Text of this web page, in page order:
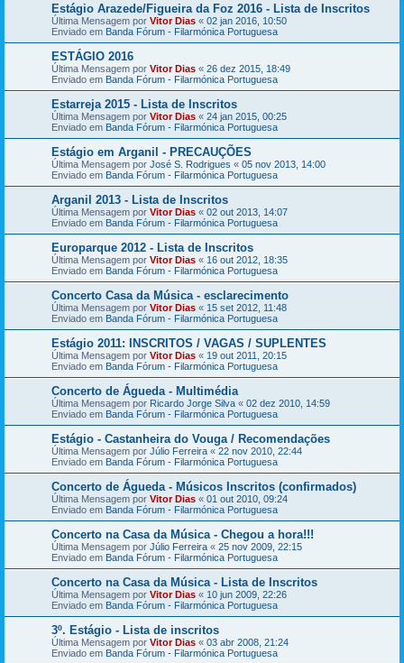
Estágio Arazede/Figueira da Foz 2016 - Lista de Inscritos
Última Mensagem por Vitor Dias « 02 jan 2016, 10:50
Enviado em Banda Fórum - Filarmónica Portuguesa
ESTÁGIO 2016
Última Mensagem por Vitor Dias « 26 dez 2015, 18:49
Enviado em Banda Fórum - Filarmónica Portuguesa
Estarreja 2015 - Lista de Inscritos
Última Mensagem por Vitor Dias « 24 jan 2015, 00:25
Enviado em Banda Fórum - Filarmónica Portuguesa
Estágio em Arganil - PRECAUÇÕES
Última Mensagem por José S. Rodrigues « 05 nov 2013, 14:00
Enviado em Banda Fórum - Filarmónica Portuguesa
Arganil 2013 - Lista de Inscritos
Última Mensagem por Vitor Dias « 02 out 2013, 14:07
Enviado em Banda Fórum - Filarmónica Portuguesa
Europarque 2012 - Lista de Inscritos
Última Mensagem por Vitor Dias « 16 out 2012, 18:35
Enviado em Banda Fórum - Filarmónica Portuguesa
Concerto Casa da Música - esclarecimento
Última Mensagem por Vitor Dias « 15 set 2012, 11:48
Enviado em Banda Fórum - Filarmónica Portuguesa
Estágio 2011: INSCRITOS / VAGAS / SUPLENTES
Última Mensagem por Vitor Dias « 19 out 2011, 20:15
Enviado em Banda Fórum - Filarmónica Portuguesa
Concerto de Águeda - Multimédia
Última Mensagem por Ricardo Jorge Silva « 02 dez 2010, 14:59
Enviado em Banda Fórum - Filarmónica Portuguesa
Estágio - Castanheira do Vouga / Recomendações
Última Mensagem por Júlio Ferreira « 22 nov 2010, 22:44
Enviado em Banda Fórum - Filarmónica Portuguesa
Concerto de Águeda - Músicos Inscritos (confirmados)
Última Mensagem por Vitor Dias « 01 out 2010, 09:24
Enviado em Banda Fórum - Filarmónica Portuguesa
Concerto na Casa da Música - Chegou a hora!!!
Última Mensagem por Júlio Ferreira « 25 nov 2009, 22:15
Enviado em Banda Fórum - Filarmónica Portuguesa
Concerto na Casa da Música - Lista de Inscritos
Última Mensagem por Vitor Dias « 10 jun 2009, 22:26
Enviado em Banda Fórum - Filarmónica Portuguesa
3º. Estágio - Lista de inscritos
Última Mensagem por Vitor Dias « 03 abr 2008, 21:24
Enviado em Banda Fórum - Filarmónica Portuguesa